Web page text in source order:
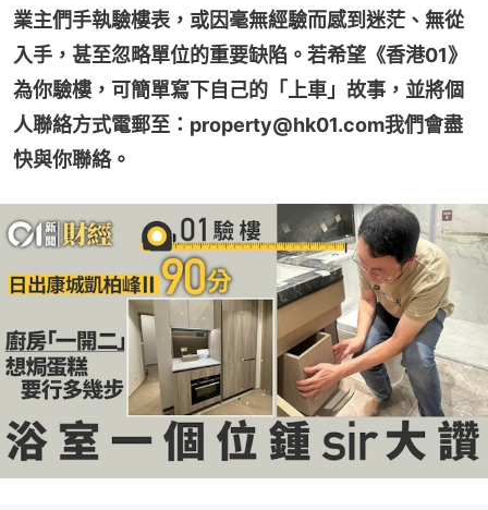
業主們手執驗樓表，或因毫無經驗而感到迷茫、無從
入手，甚至忽略單位的重要缺陷。若希望《香港01》
為你驗樓，可簡單寫下自己的「上車」故事，並將個
人聯絡方式電郵至：property@hk01.com我們會盡
快與你聯絡。